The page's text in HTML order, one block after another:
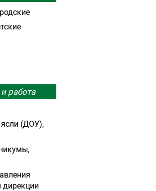
работа
(ДОУ),
дирекции